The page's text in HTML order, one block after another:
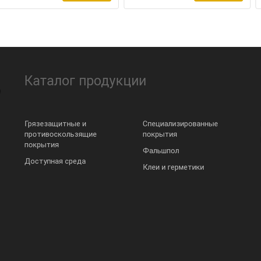
Каталог продукции
Грязезащитные и
противоскользящие
покрытия
Доступная среда
Специализированные
покрытия
Фальшпол
Клеи и герметики